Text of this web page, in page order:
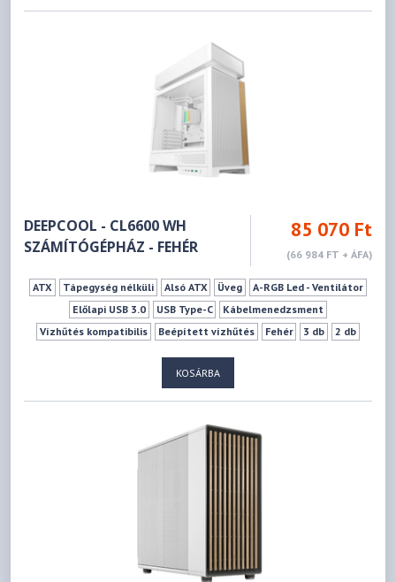
DEEPCOOL - CL6600 WH
SZÁMÍTÓGÉPHÁZ - FEHÉR
85 070 Ft
(66 984 FT + ÁFA)
ATX Tápegység nélküli Alsó ATX Üveg
A-RGB Led - Ventilátor
Előlapi USB 3.0
USB Type-C
Kábelmenedzsment
Vízhűtés kompatibilis
Beépített vízhűtés Fehér 3 db
2 db
KOSÁRBA